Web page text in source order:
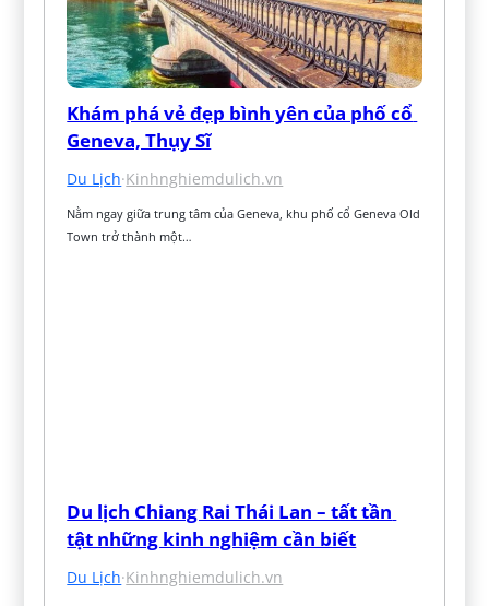
Khám phá vẻ đẹp bình yên của phố cổ
Geneva, Thụy Sĩ
Du Lịch·Kinhnghiemdulich.vn
Nằm ngay giữa trung tâm của Geneva, khu phố cổ Geneva Old
Town trở thành một…
Du lịch Chiang Rai Thái Lan – tất tần
tật những kinh nghiệm cần biết
Du Lịch·Kinhnghiemdulich.vn